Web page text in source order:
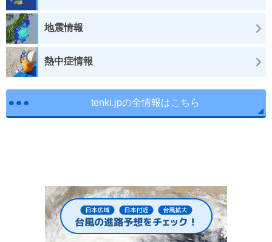
地震情報
熱中症情報
tenki.jpの全情報はこちら